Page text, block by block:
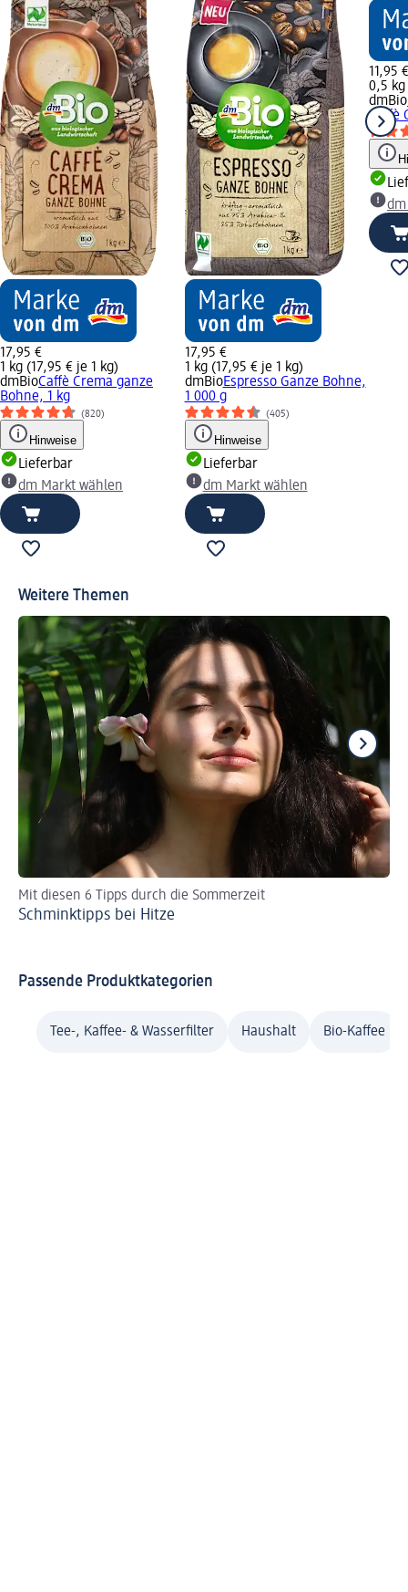
17,95 €
1 kg (17,95 € je 1 kg)
dmBioCaffè Crema ganze
Bohne, 1 kg
(820)
Hinweise
Lieferbar
dm Markt wählen
17,95 €
1 kg (17,95 € je 1 kg)
dmBioEspresso Ganze Bohne,
1 000 g
(405)
Hinweise
Lieferbar
dm Markt wählen
11,95
0,5 kg
dmBio
Caffè
Weitere Themen
Mit diesen 6 Tipps durch die Sommerzeit
Schminktipps bei Hitze
Passende Produktkategorien
Tee-, Kaffee- & Wasserfilter Haushalt Bio-Kaffee